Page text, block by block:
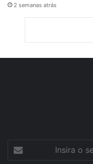
2 semanas atrás